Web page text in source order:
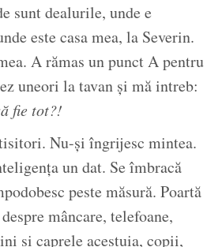
sunt dealurile, unde e
este casa mea, la Severin.
A rămas un punct A pentru
uneori la tavan și mă intreb:
fie tot?!
Nu-și îngrijesc mintea.
un dat. Se îmbracă
peste măsură. Poartă
mâncare, telefoane,
și caprele acestuia, copii,